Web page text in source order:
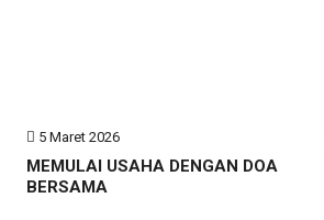
5 Maret 2026
MEMULAI USAHA DENGAN DOA
BERSAMA